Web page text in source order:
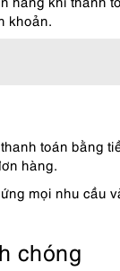
khoản.
toán bằng
hàng.
mọi nhu cầu
chóng